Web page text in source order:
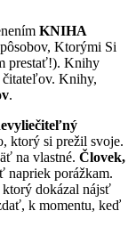
KNIHA
Ktorými Si
prestať!). Knihy
čitateľov. Knihy,
.
ktorý si prežil svoje.
na vlastné. Človek,
porážkam.
dokázal nájsť
k momentu, keď